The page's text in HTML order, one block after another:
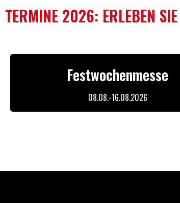
TERMINE 2026: ERLEBEN
Festwochenmesse
08.08.-16.08.2026